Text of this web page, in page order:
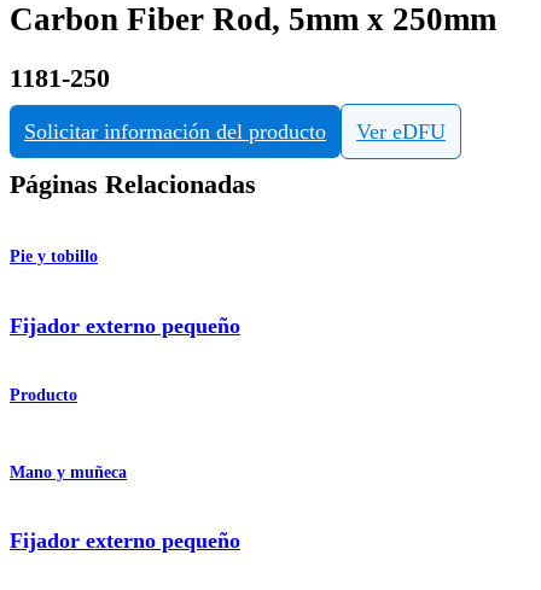
Carbon Fiber Rod, 5mm x 250mm
1181-250
Solicitar información del producto Ver eDFU
Páginas Relacionadas
Pie y tobillo
Fijador externo pequeño
Producto
Mano y muñeca
Fijador externo pequeño